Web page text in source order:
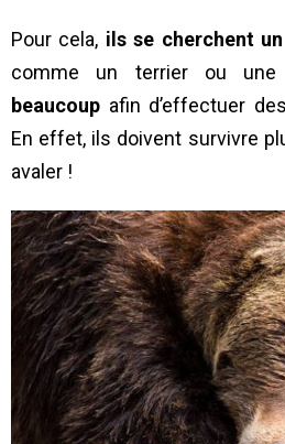
Pour cela, ils se cherchent
comme un terrier ou
beaucoup afin d’effectuer
En effet, ils doivent survivre
avaler !